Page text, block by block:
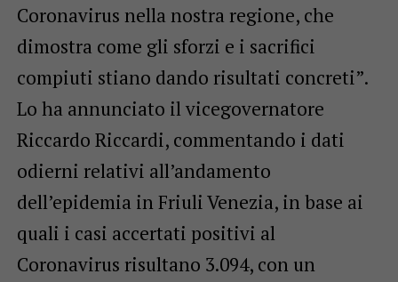
Coronavirus nella nostra regione, che
dimostra come gli sforzi e i sacrifici
compiuti stiano dando risultati concreti”.
Lo ha annunciato il vicegovernatore
Riccardo Riccardi, commentando i dati
odierni relativi all’andamento
dell’epidemia in Friuli Venezia, in base ai
quali i casi accertati positivi al
Coronavirus risultano 3.094, con un